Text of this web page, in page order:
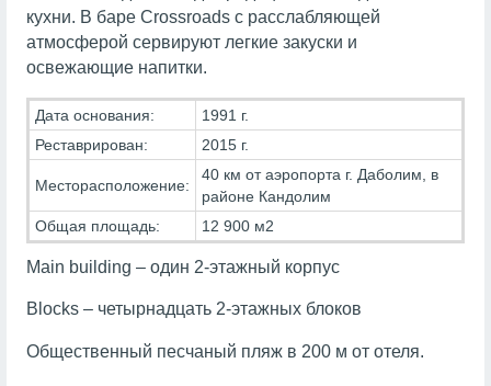
кухни. В баре Crossroads с расслабляющей
атмосферой сервируют легкие закуски и
освежающие напитки.
Дата основания:
1991 г.
Реставрирован:
2015 г.
Месторасположение:
40 км от аэропорта г. Даболим, в
районе Кандолим
Общая площадь:
12 900 м2
Main building – один 2-этажный корпус
Blocks – четырнадцать 2-этажных блоков
Общественный песчаный пляж в 200 м от отеля.